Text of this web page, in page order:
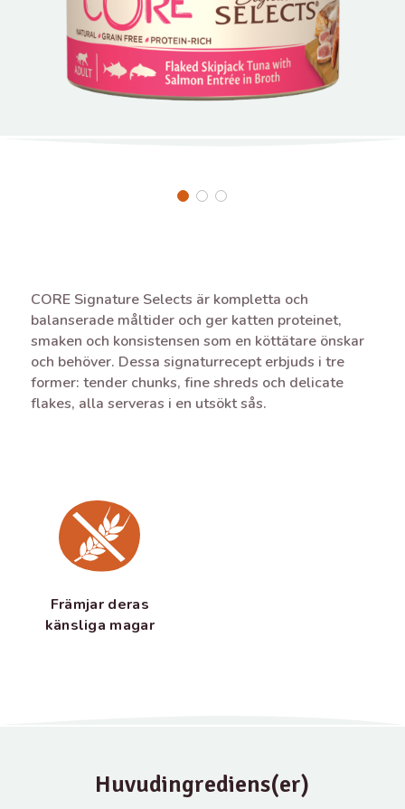
CORE Signature Selects är kompletta och
balanserade måltider och ger katten proteinet,
smaken och konsistensen som en köttätare önskar
och behöver. Dessa signaturrecept erbjuds i tre
former: tender chunks, fine shreds och delicate
flakes, alla serveras i en utsökt sås.
Främjar deras
känsliga magar
Huvudingrediens(er)